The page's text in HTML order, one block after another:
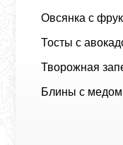
Овсянка с
Тосты с
Творожная
Блины с медом